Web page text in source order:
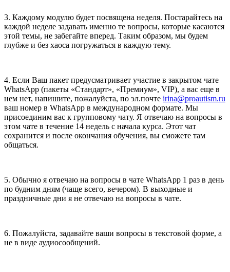
3. Каждому модулю будет посвящена неделя. Постарайтесь на
каждой неделе задавать именно те вопросы, которые касаются
этой темы, не забегайте вперед. Таким образом, мы будем
глубже и без хаоса погружаться в каждую тему.
4. Если Ваш пакет предусматривает участие в закрытом чате
WhatsApp (пакеты «Стандарт», «Премиум», VIP), а вас еще в
нем нет, напишите, пожалуйста, по эл.почте irina@proautism.ru
ваш номер в WhatsApp в международном формате. Мы
присоединим вас к групповому чату. Я отвечаю на вопросы в
этом чате в течение 14 недель с начала курса. Этот чат
сохранится и после окончания обучения, вы сможете там
общаться.
5. Обычно я отвечаю на вопросы в чате WhatsApp 1 раз в день
по будним дням (чаще всего, вечером). В выходные и
праздничные дни я не отвечаю на вопросы в чате.
6. Пожалуйста, задавайте ваши вопросы в текстовой форме, а
не в виде аудиосообщений.